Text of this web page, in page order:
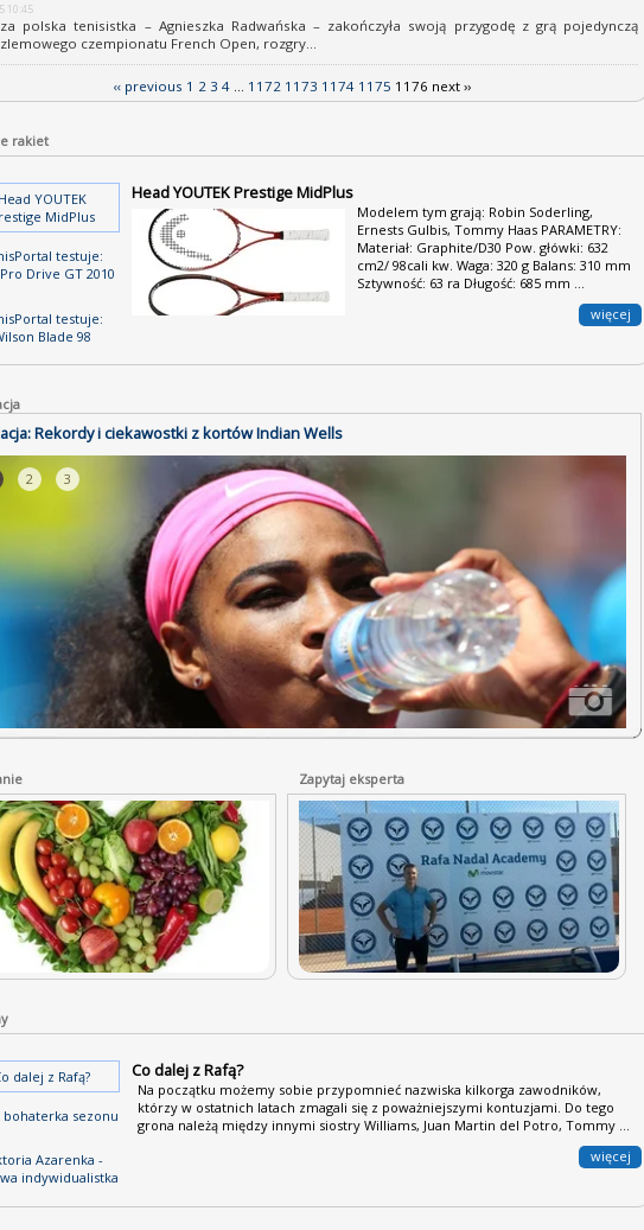
10:45
polska tenisistka – Agnieszka Radwańska – zakończyła swoją przygodę z grą pojedynczą
czempionatu French Open, rozgry...
‹‹ previous 1 2 3 4 ... 1172 1173 1174 1175 1176 next ››
rakiet
Head YOUTEK
MidPlus
testuje:
Drive GT 2010
testuje:
Blade 98
Head YOUTEK Prestige MidPlus
Modelem tym grają: Robin Soderling,
Ernests Gulbis, Tommy Haas PARAMETRY:
Materiał: Graphite/D30 Pow. główki: 632
cm2/ 98cali kw. Waga: 320 g Balans: 310 mm
Sztywność: 63 ra Długość: 685 mm ...
więcej
Rekordy i ciekawostki z kortów Indian Wells
2 3
Zapytaj eksperta
dalej z Rafą?
bohaterka sezonu
Azarenka -
indywidualistka
Co dalej z Rafą?
Na początku możemy sobie przypomnieć nazwiska kilkorga zawodników,
którzy w ostatnich latach zmagali się z poważniejszymi kontuzjami. Do tego
grona należą między innymi siostry Williams, Juan Martin del Potro, Tommy ...
więcej